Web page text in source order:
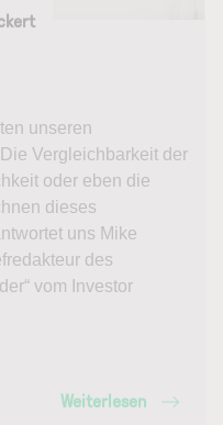
unseren
Vergleichbarkeit der
oder eben die
dieses
uns Mike
des
vom Investor
Weiterlesen